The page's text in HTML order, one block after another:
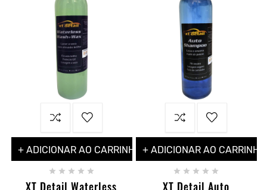
+ ADICIONAR AO CARRINHO
    
XT Detail Waterless
+ ADICIONAR AO CARRINHO
    
XT Detail Auto